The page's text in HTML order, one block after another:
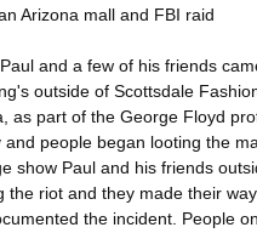
Arizona mall and FBI raid
and a few of his friends
outside of Scottsdale
as part of the George Floyd
and people began looting the
show Paul and his friends
the riot and they made their
the incident. People